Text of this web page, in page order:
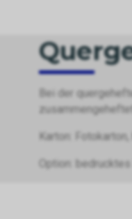
Bei der
Karton:
Option: